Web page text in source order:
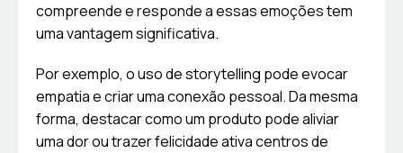
compreende e responde a essas emoções tem
uma vantagem significativa.
Por exemplo, o uso de storytelling pode evocar
empatia e criar uma conexão pessoal. Da mesma
forma, destacar como um produto pode aliviar
uma dor ou trazer felicidade ativa centros de